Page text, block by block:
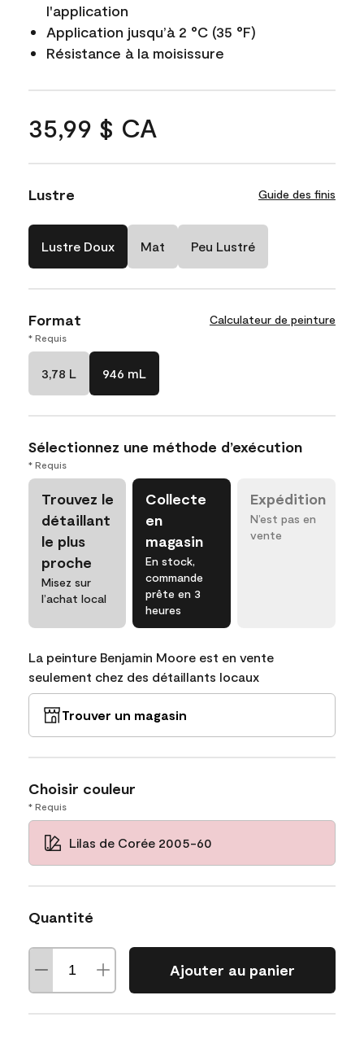
l'application
Application jusqu’à 2 °C (35 °F)
Résistance à la moisissure
35,99 $ CA
Lustre Guide des finis
Lustre Doux Mat Peu Lustré
Format Calculateur de peinture
* Requis
3,78 L 946 mL
Sélectionnez une méthode d’exécution
* Requis
Trouvez le
détaillant
le plus
proche
Misez sur
l’achat local
Collecte
en
magasin
En stock,
commande
prête en 3
heures
Expédition
N’est pas en
vente
La peinture Benjamin Moore est en vente
seulement chez des détaillants locaux
Trouver un magasin
Choisir couleur
* Requis
Lilas de Corée 2005-60
Quantité
Ajouter au panier